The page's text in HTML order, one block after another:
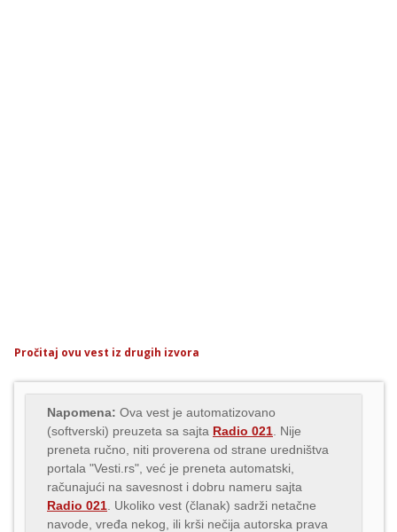
Pročitaj ovu vest iz drugih izvora
Napomena: Ova vest je automatizovano
(softverski) preuzeta sa sajta Radio 021 . Nije
preneta ručno, niti proverena od strane uredništva
portala "Vesti.rs", već je preneta automatski,
računajući na savesnost i dobru nameru sajta
Radio 021 . Ukoliko vest (članak) sadrži netačne
navode, vređa nekog, ili krši nečija autorska prava